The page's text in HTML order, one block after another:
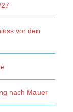
vor den
nach Mauer